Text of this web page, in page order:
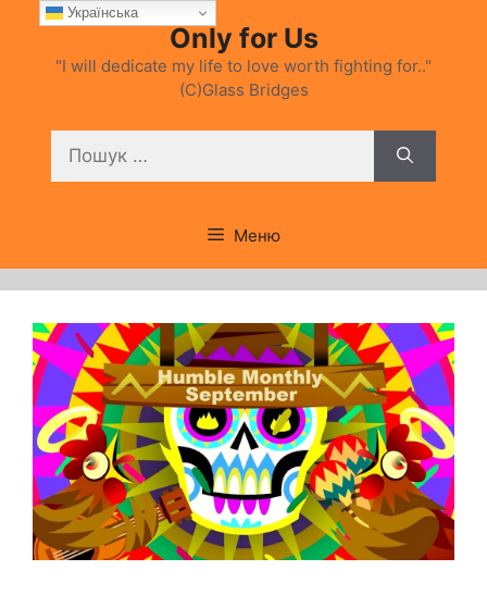
Перейти
вмісту
Only for Us
"I will dedicate my life to love worth fighting for.."
(C)Glass Bridges
Меню
Українська